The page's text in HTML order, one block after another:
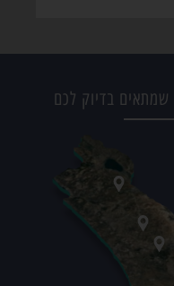
שמתאים בדיוק לכם